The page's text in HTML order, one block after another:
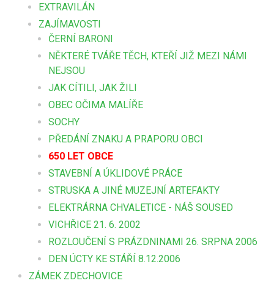
EXTRAVILÁN
ZAJÍMAVOSTI
ČERNÍ BARONI
NĚKTERÉ TVÁŘE TĚCH, KTEŘÍ JIŽ MEZI NÁMI
NEJSOU
JAK CÍTILI, JAK ŽILI
OBEC OČIMA MALÍŘE
SOCHY
PŘEDÁNÍ ZNAKU A PRAPORU OBCI
650 LET OBCE
STAVEBNÍ A ÚKLIDOVÉ PRÁCE
STRUSKA A JINÉ MUZEJNÍ ARTEFAKTY
ELEKTRÁRNA CHVALETICE - NÁŠ SOUSED
VICHŘICE 21. 6. 2002
ROZLOUČENÍ S PRÁZDNINAMI 26. SRPNA 2006
DEN ÚCTY KE STÁŘÍ 8.12.2006
ZÁMEK ZDECHOVICE